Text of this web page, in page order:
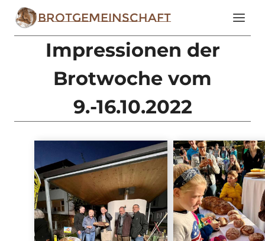
Zum
Inhalt
springen
Brotgemeinschaft
Impressionen der
Brotwoche vom
9.-16.10.2022